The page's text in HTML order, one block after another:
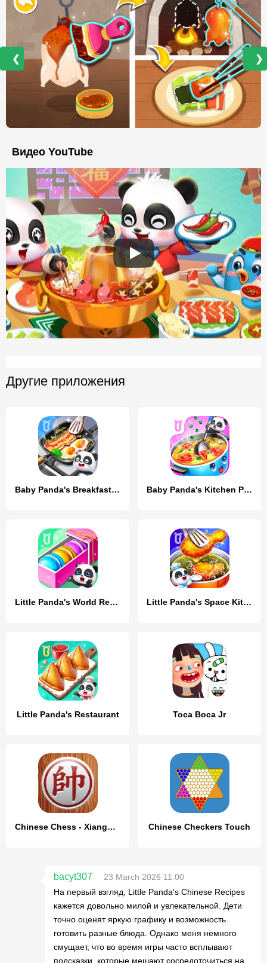
❮ ❯
Видео YouTube
Другие приложения
Baby Panda's Breakfast Cooking Baby Panda's Kitchen Party
Little Panda's World Recipes Little Panda's Space Kitchen
Little Panda's Restaurant Toca Boca Jr
Chinese Chess - Xiangqi Basics Chinese Checkers Touch
bacyt307
23 March 2026 11:00
На первый взгляд, Little Panda's Chinese Recipes
кажется довольно милой и увлекательной. Дети
точно оценят яркую графику и возможность
готовить разные блюда. Однако меня немного
смущает, что во время игры часто всплывают
подсказки, которые мешают сосредоточиться на